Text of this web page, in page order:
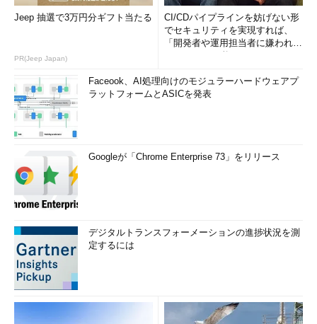
Jeep 抽選で3万円分ギフト当たる
PR(Jeep Japan)
CI/CDパイプラインを妨げない形
でセキュリティを実現すれば、
「開発者や運用担当者に嫌われな
Faceook、AI処理向けのモジュラーハードウェアプ
ラットフォームとASICを発表
Googleが「Chrome Enterprise 73」をリリース
デジタルトランスフォーメーションの進捗状況を測
定するには